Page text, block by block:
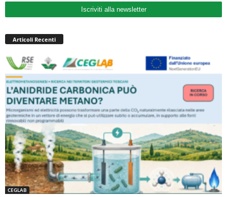
Iscriviti alla newsletter
Articoli Recenti
CEGLAB